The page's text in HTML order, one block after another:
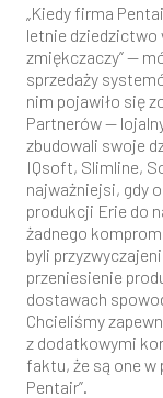
„Kiedy firma
letnie dziedzictwo
zmiękczaczy” —
sprzedaży
nim pojawiło się
Partnerów —
zbudowali swoje
IQsoft, Slimline,
najważniejsi, gdy
produkcji Erie do
żadnego
byli
przeniesienie
dostawach
Chcieliśmy
z dodatkowymi
faktu, że są one w
Pentair”.